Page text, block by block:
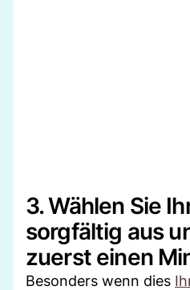
3. Wählen Sie
sorgfältig aus
zuerst einen
Besonders wenn dies